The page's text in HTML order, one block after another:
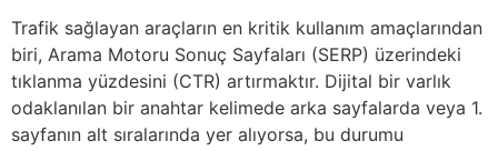
Trafik sağlayan araçların en kritik kullanım amaçlarından
biri, Arama Motoru Sonuç Sayfaları (SERP) üzerindeki
tıklanma yüzdesini (CTR) artırmaktır. Dijital bir varlık
odaklanılan bir anahtar kelimede arka sayfalarda veya 1.
sayfanın alt sıralarında yer alıyorsa, bu durumu